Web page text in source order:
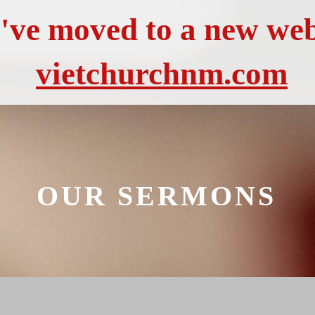
moved to a new
vietchurchnm.com
OUR SERMONS